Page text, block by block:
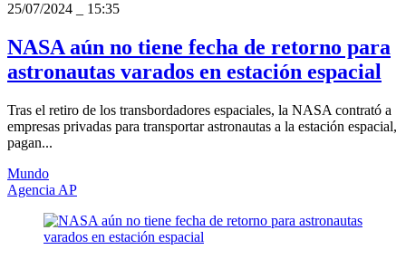
25/07/2024
15:35
NASA aún no tiene fecha de retorno para
astronautas varados en estación espacial
Tras el retiro de los transbordadores espaciales, la NASA contrató a
empresas privadas para transportar astronautas a la estación espacial,
pagan...
Mundo
Agencia AP